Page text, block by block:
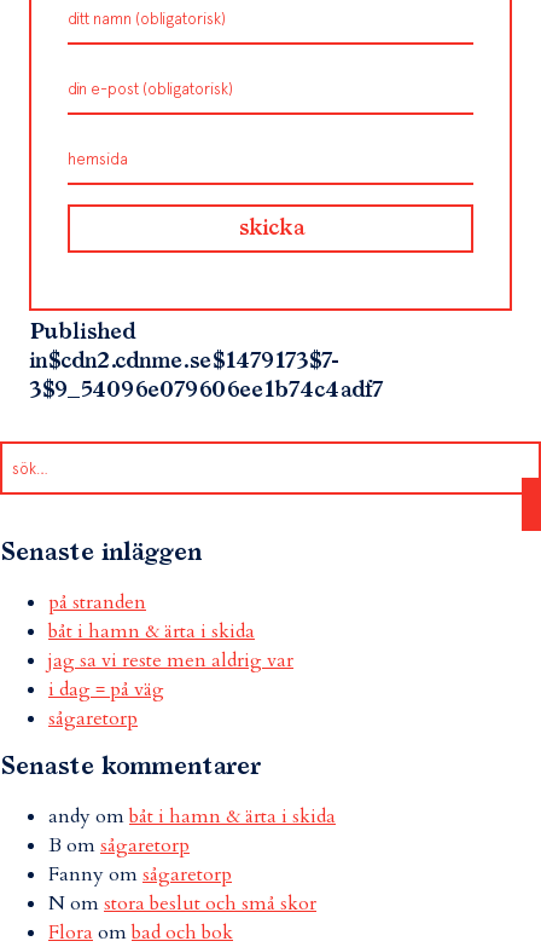
Published
in$cdn2.cdnme.se$1479173$7-
3$9_54096e079606ee1b74c4adf7
Senaste inläggen
på stranden
båt i hamn & ärta i skida
jag sa vi reste men aldrig var
i dag = på väg
sågaretorp
Senaste kommentarer
andyombåt i hamn & ärta i skida
B omsågaretorp
Fannyomsågaretorp
Nomstora beslut och små skor
Flora ombad och bok